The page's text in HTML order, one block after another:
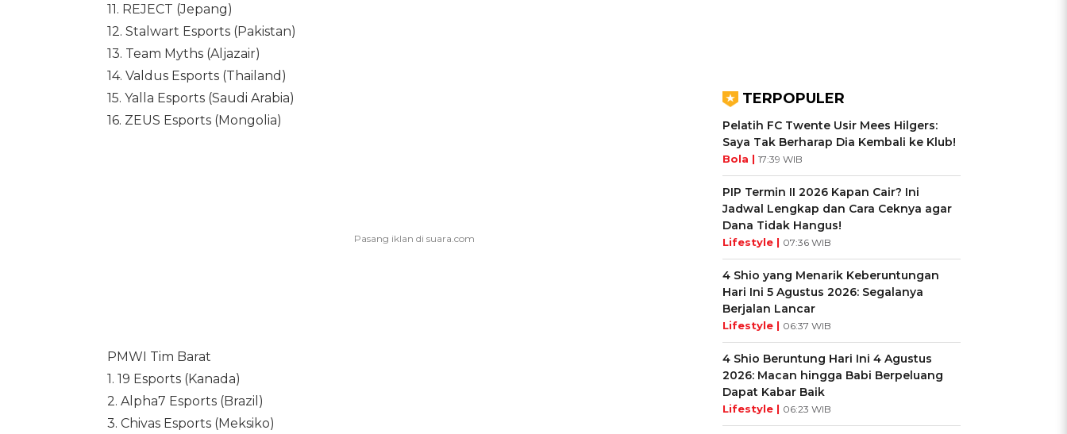
11. REJECT (Jepang)
12. Stalwart Esports (Pakistan)
13. Team Myths (Aljazair)
14. Valdus Esports (Thailand)
15. Yalla Esports (Saudi Arabia)
16. ZEUS Esports (Mongolia)
PMWI Tim Barat
1. 19 Esports (Kanada)
2. Alpha7 Esports (Brazil)
3. Chivas Esports (Meksiko)
TERPOPULER
Pelatih FC Twente Usir Mees Hilgers:
Saya Tak Berharap Dia Kembali ke Klub!
Bola | 17:39 WIB
PIP Termin II 2026 Kapan Cair? Ini
Jadwal Lengkap dan Cara Ceknya agar
Dana Tidak Hangus!
Lifestyle | 07:36 WIB
4 Shio yang Menarik Keberuntungan
Hari Ini 5 Agustus 2026: Segalanya
Berjalan Lancar
Lifestyle | 06:37 WIB
4 Shio Beruntung Hari Ini 4 Agustus
2026: Macan hingga Babi Berpeluang
Dapat Kabar Baik
Lifestyle | 06:23 WIB